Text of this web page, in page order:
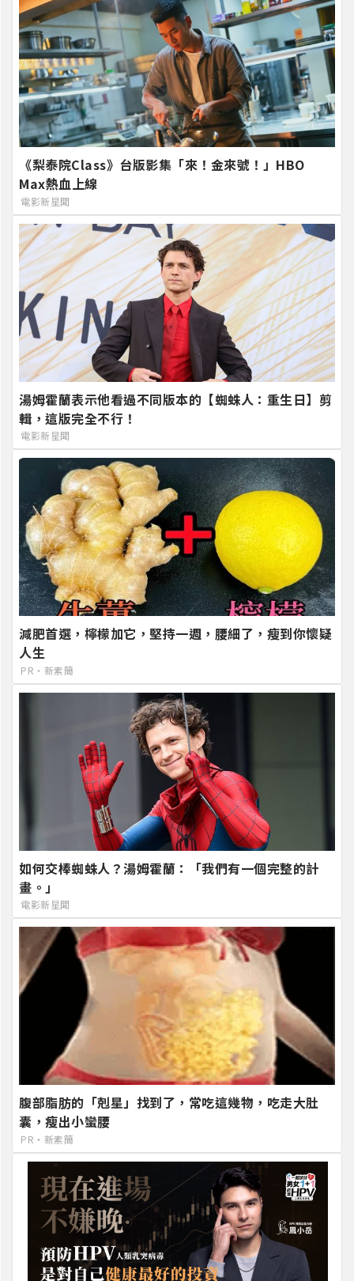
《梨泰院Class》台版影集「來！金來號！」HBO
Max熱血上線
電影新星聞
湯姆霍蘭表示他看過不同版本的【蜘蛛人：重生日】剪
輯，這版完全不行！
電影新星聞
減肥首選，檸檬加它，堅持一週，腰細了，瘦到你懷疑
人生
PR・新素簡
如何交棒蜘蛛人？湯姆霍蘭：「我們有一個完整的計
畫。」
電影新星聞
腹部脂肪的「剋星」找到了，常吃這幾物，吃走大肚
囊，瘦出小蠻腰
PR・新素簡